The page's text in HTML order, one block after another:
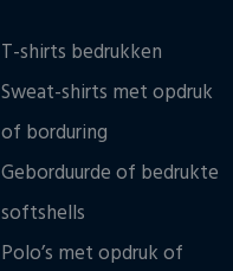
T-shirts bedrukken
Sweat-shirts met opdruk
of borduring
Geborduurde of bedrukte
softshells
Polo’s met opdruk of